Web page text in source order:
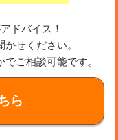
ドバイス！
せください。
ご相談可能です。
ら